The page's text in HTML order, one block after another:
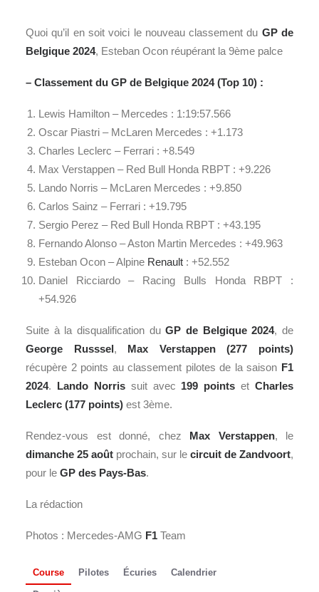
Quoi qu’il en soit voici le nouveau classement du GP de
Belgique 2024, Esteban Ocon réupérant la 9ème palce
– Classement du GP de Belgique 2024 (Top 10) :
Lewis Hamilton – Mercedes : 1:19:57.566
Oscar Piastri – McLaren Mercedes : +1.173
Charles Leclerc – Ferrari : +8.549
Max Verstappen – Red Bull Honda RBPT : +9.226
Lando Norris – McLaren Mercedes : +9.850
Carlos Sainz – Ferrari : +19.795
Sergio Perez – Red Bull Honda RBPT : +43.195
Fernando Alonso – Aston Martin Mercedes : +49.963
Esteban Ocon – Alpine Renault : +52.552
Daniel Ricciardo – Racing Bulls Honda RBPT :
+54.926
Suite à la disqualification duGP de Belgique 2024, de
George Russsel, Max Verstappen (277 points)
récupère 2 points au classement pilotes de la saison F1
2024. Lando Norrissuit avec 199 points et Charles
Leclerc (177 points) est 3ème.
Rendez-vous est donné, chez Max Verstappen, le
dimanche 25 août prochain, sur le circuit de Zandvoort,
pour le GP des Pays-Bas.
La rédaction
Photos : Mercedes-AMG F1 Team
Course Pilotes Écuries Calendrier